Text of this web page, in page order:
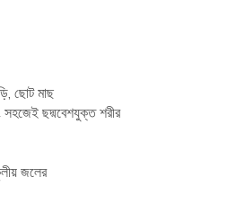
ছোট মাছ
সহজেই ছদ্মবেশযুক্ত শরীর
জলের